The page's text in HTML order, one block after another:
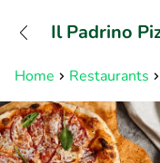
Home Restaurants
Il Padrino